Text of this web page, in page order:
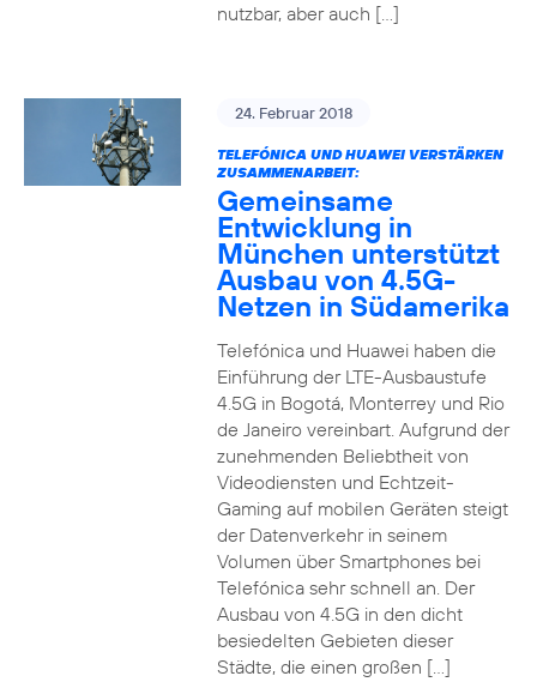
nutzbar, aber auch […]
24. Februar 2018
TELEFÓNICA UND HUAWEI VERSTÄRKEN
ZUSAMMENARBEIT:
Gemeinsame
Entwicklung in
München unterstützt
Ausbau von 4.5G-
Netzen in Südamerika
Telefónica und Huawei haben die
Einführung der LTE-Ausbaustufe
4.5G in Bogotá, Monterrey und Rio
de Janeiro vereinbart. Aufgrund der
zunehmenden Beliebtheit von
Videodiensten und Echtzeit-
Gaming auf mobilen Geräten steigt
der Datenverkehr in seinem
Volumen über Smartphones bei
Telefónica sehr schnell an. Der
Ausbau von 4.5G in den dicht
besiedelten Gebieten dieser
Städte, die einen großen […]